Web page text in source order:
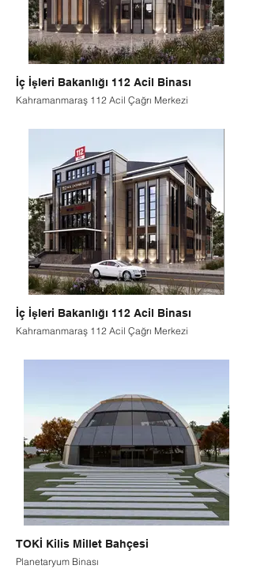
İç İşleri Bakanlığı 112 Acil Binası
Kahramanmaraş 112 Acil Çağrı Merkezi
İç İşleri Bakanlığı 112 Acil Binası
Kahramanmaraş 112 Acil Çağrı Merkezi
TOKİ Kilis Millet Bahçesi
Planetaryum Binası